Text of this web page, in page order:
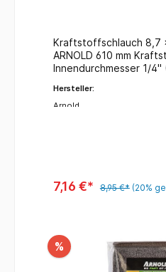
Kraftstoffschlauch 8,7
ARNOLD 610 mm Kraftstoffleitung
Innendurchmesser 1/4" (6,4
Hersteller:
Arnold
7,16 €* 8,95 €* (20%
%